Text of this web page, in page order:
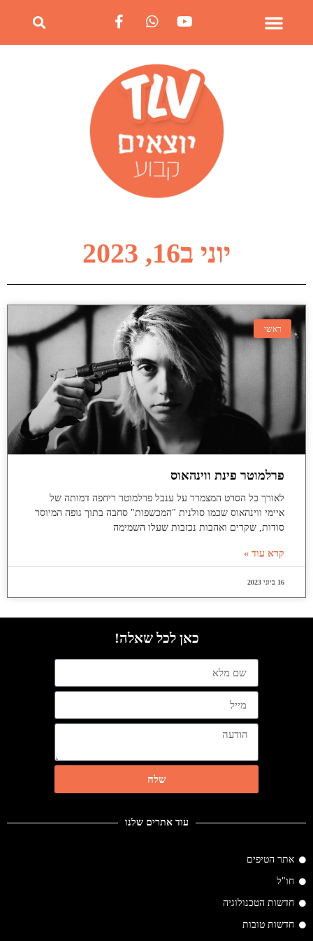
יוני ב16, 2023
ראשי
פרלמוטר פינת ווינהאוס
לאורך כל הסרט המצמרר על ענבל פרלמוטר ריחפה דמותה של
איימי ווינהאוס שכמו סולנית "המכשפות" סחבה בתוך גופה המיוסר
סודות, שקרים ואהבות נכזבות שעלו השמימה
קרא עוד »
16 ביוני 2023
עוד אתרים שלנו
אתר הטיפים
חו"ל
חדשות הטכנולוגיה
חדשות טובות
כאן לכל שאלה!
שלח